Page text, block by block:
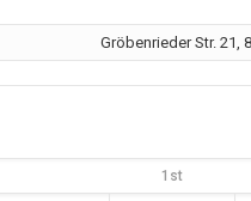
Gröbenrieder Str. 21,
1st